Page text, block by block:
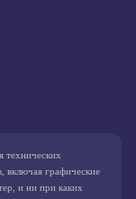
технических
включая графические
и ни при каких